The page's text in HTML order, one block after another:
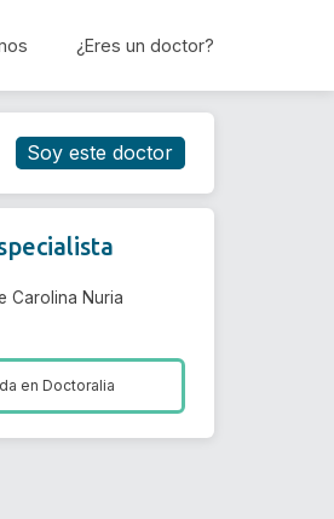
¿Eres un doctor?
Reservar cita
Soy este doctor
Carolina Nuria
enDoctoralia